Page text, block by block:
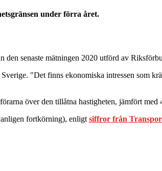
under förra året.
senaste mätningen 2020 utförd av
"Det finns ekonomiska intressen som
över den tillåtna hastigheten, jämfört
fortkörning), enligt siffror från